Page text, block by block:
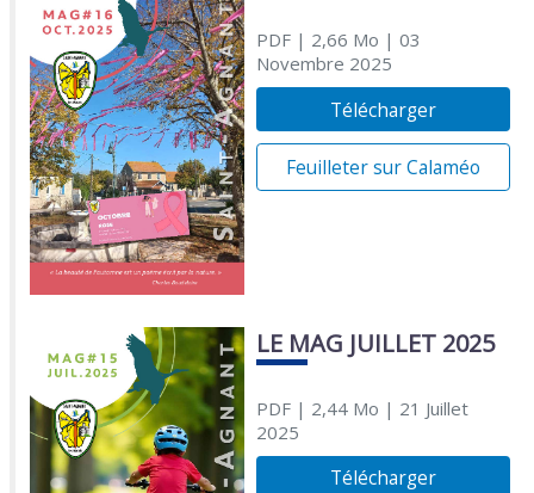
PDF| 2,66 Mo | 03
Novembre 2025
Télécharger
Feuilleter sur Calaméo
LE MAG JUILLET 2025
PDF| 2,44 Mo | 21 Juillet
2025
Télécharger